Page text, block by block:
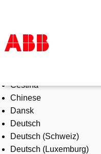
Products & Solutions
Industries
Services
About us
Where to buy
Contact us
Čeština
Chinese
Dansk
Deutsch
Deutsch (Schweiz)
Deutsch (Luxemburg)